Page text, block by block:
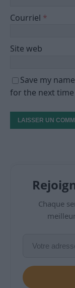
Courriel *
Site web
Save my
for the next
Chaque